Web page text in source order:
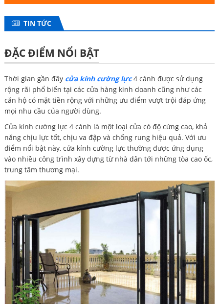
TIN TỨC
ĐẶC ĐIỂM NỔI BẬT
Thời gian gần đây cửa kính cường lực4 cánh được sử dụng
rộng rãi phổ biến tại các cửa hàng kinh doanh cũng như các
căn hộ có mặt tiền rộng với những ưu điểm vượt trội đáp ứng
mọi nhu cầu của người dùng.
Cửa kính cường lực 4 cánh là một loại cửa có độ cứng cao, khả
năng chịu lực tốt, chịu va đập và chống rung hiệu quả. Với ưu
điểm nổi bật này, cửa kính cường lực thường được ứng dụng
vào nhiều công trình xây dựng từ nhà dân tới những tòa cao ốc,
trung tâm thương mại.